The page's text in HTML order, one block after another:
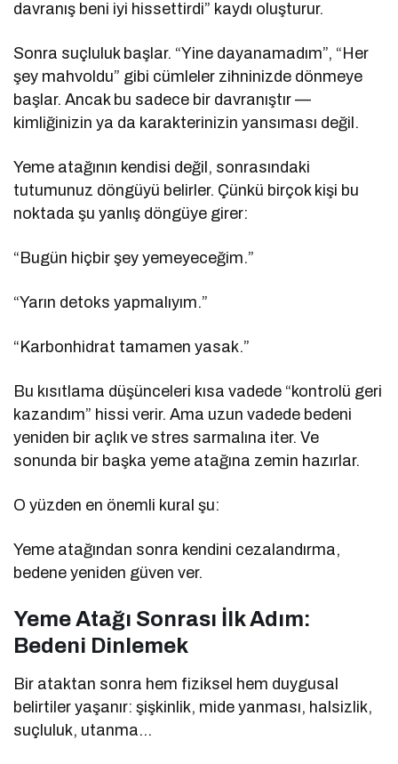
davranış beni iyi hissettirdi” kaydı oluşturur.
Sonra suçluluk başlar. “Yine dayanamadım”, “Her
şey mahvoldu” gibi cümleler zihninizde dönmeye
başlar. Ancak bu sadece bir davranıştır —
kimliğinizin ya da karakterinizin yansıması değil.
Yeme atağının kendisi değil, sonrasındaki
tutumunuz döngüyü belirler. Çünkü birçok kişi bu
noktada şu yanlış döngüye girer:
“Bugün hiçbir şey yemeyeceğim.”
“Yarın detoks yapmalıyım.”
“Karbonhidrat tamamen yasak.”
Bu kısıtlama düşünceleri kısa vadede “kontrolü geri
kazandım” hissi verir. Ama uzun vadede bedeni
yeniden bir açlık ve stres sarmalına iter. Ve
sonunda bir başka yeme atağına zemin hazırlar.
O yüzden en önemli kural şu:
Yeme atağından sonra kendini cezalandırma,
bedene yeniden güven ver.
Yeme Atağı Sonrası İlk Adım:
Bedeni Dinlemek
Bir ataktan sonra hem fiziksel hem duygusal
belirtiler yaşanır: şişkinlik, mide yanması, halsizlik,
suçluluk, utanma…